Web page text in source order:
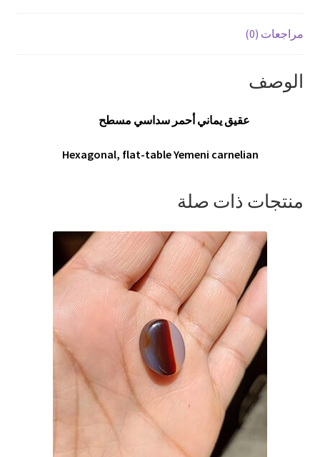
مراجعات (0)
الوصف
عقيق يماني أحمر سداسي مسطح
Hexagonal, flat-table Yemeni carnelian
منتجات ذات صلة